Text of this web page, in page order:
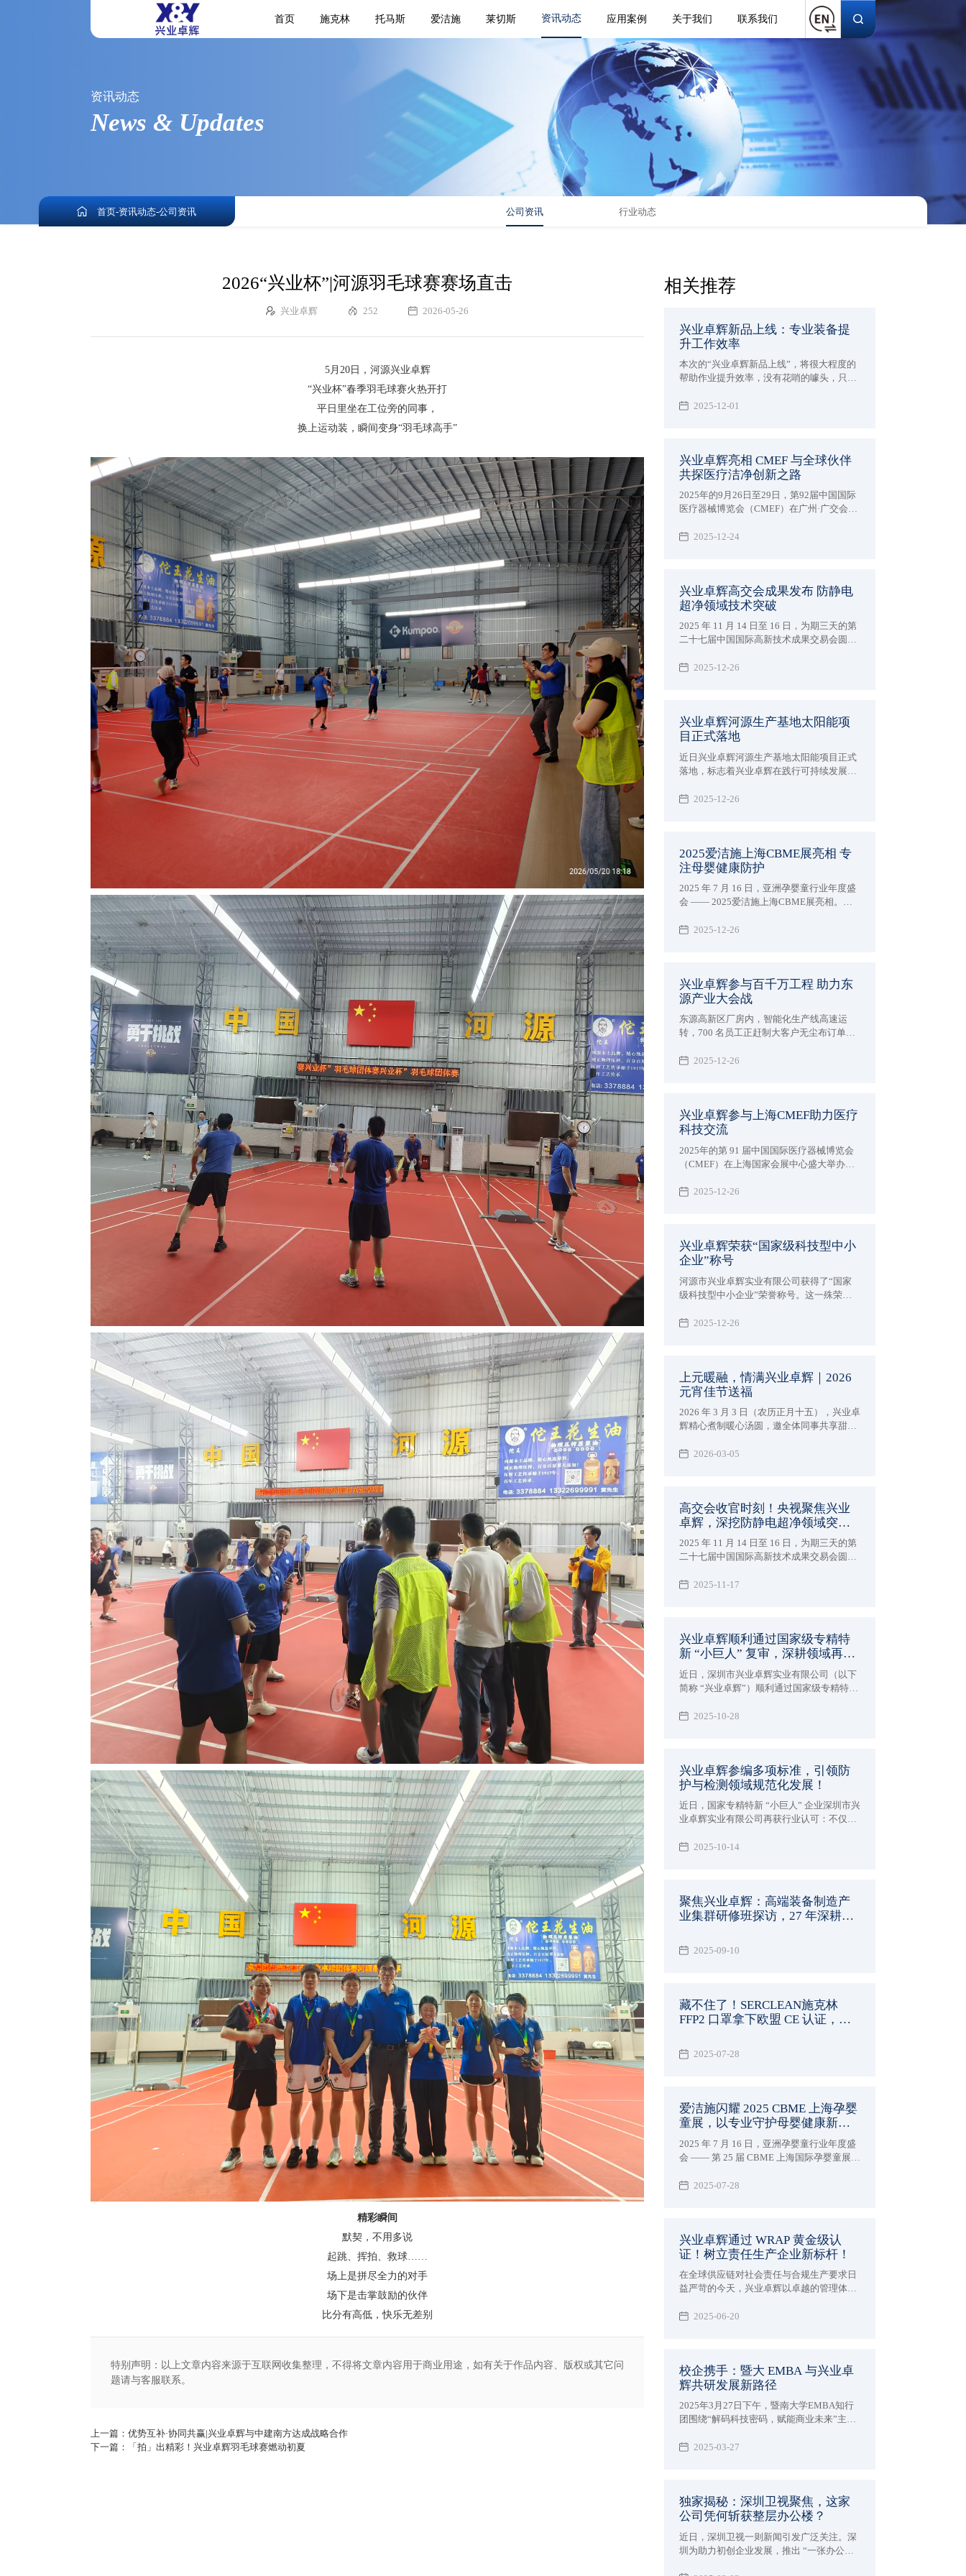
首页 施克林 托马斯 爱洁施 莱切斯 资讯动态 应用案例 关于我们 联系我们
资讯动态
News & Updates
首页-资讯动态-公司资讯 公司资讯 行业动态
2026“兴业杯”|河源羽毛球赛赛场直击
兴业卓辉 252 2026-05-26
5月20日，河源兴业卓辉
“兴业杯”春季羽毛球赛火热开打
平日里坐在工位旁的同事，
换上运动装，瞬间变身“羽毛球高手”
精彩瞬间
默契，不用多说
起跳、挥拍、救球……
场上是拼尽全力的对手
场下是击掌鼓励的伙伴
比分有高低，快乐无差别
特别声明：以上文章内容来源于互联网收集整理，不得将文章内容用于商业用途，如有关于作品内容、版权或其它问
题请与客服联系。
上一篇：优势互补·协同共赢|兴业卓辉与中建南方达成战略合作
下一篇：「拍」出精彩！兴业卓辉羽毛球赛燃动初夏
相关推荐
兴业卓辉新品上线：专业装备提
升工作效率
本次的“兴业卓辉新品上线”，将很大程度的
帮助作业提升效率，​没有花哨的噱头，只聚
为常却格外闹心” 的工作难题。空调作业
的专业技术，把 “省心” 变成了可感知的安全
与舒适。
2025-12-01
兴业卓辉亮相 CMEF 与全球伙伴
共探医疗洁净创新之路
2025年的9月26日至29日，第92届中国国际
医疗器械博览会（CMEF）在广州·广交会展
CMEF与全球伙伴共探医疗洁净创新之路。
2025-12-24
兴业卓辉高交会成果发布 防静电
超净领域技术突破
2025 年 11 月 14 日至 16 日，为期三天的第
二十七届中国国际高新技术成果交易会圆满
深圳市兴业卓辉实业有限公司携多款新品与
2025-12-26
兴业卓辉河源生产基地太阳能项
目正式落地
近日兴业卓辉河源生产基地太阳能项目正式
落地，标志着兴业卓辉在践行可持续发展理
伐，为制造业绿色转型注入强劲动力。
2025-12-26
2025爱洁施上海CBME展亮相 专
注母婴健康防护
2025 年 7 月 16 日，亚洲孕婴童行业年度盛
会 —— 2025爱洁施上海CBME展亮相。兴
1E38 展位，携全系列创新产品与行业前沿
2025-12-26
兴业卓辉参与百千万工程 助力东
源产业大会战
东源高新区厂房内，智能化生产线高速运
转，700 名员工正赶制大客户无尘布订单。
辉，2024 年以 3 亿产值收官，2025 年开年
2025-12-26
兴业卓辉参与上海CMEF助力医疗
科技交流
2025年的第 91 届中国国际医疗器械博览会
（CMEF）在上海国家会展中心盛大举办。
展出多款医用擦拭系列、手术耗材系列、医
2025-12-26
兴业卓辉荣获“国家级科技型中小
企业”称号
河源市兴业卓辉实业有限公司获得了“国家
级科技型中小企业”荣誉称号。这一殊荣不
力，更为企业在政策扶持、资金支持、技术
2025-12-26
上元暖融，情满兴业卓辉｜2026
元宵佳节送福
2026 年 3 月 3 日（农历正月十五），兴业卓
辉精心煮制暖心汤圆，邀全体同事共享甜
2026-03-05
高交会收官时刻！央视聚焦兴业
卓辉，深挖防静电超净领域突破
成果！
2025 年 11 月 14 日至 16 日，为期三天的第
二十七届中国国际高新技术成果交易会圆满
深圳市兴业卓辉实业有限公司携多款新品与
2025-11-17
兴业卓辉顺利通过国家级专精特
新 “小巨人” 复审，深耕领域再获
认可！
近日，深圳市兴业卓辉实业有限公司（以下
简称 “兴业卓辉”）顺利通过国家级专精特新
对兴业卓辉核心竞争力、创新能力及高质量
2025-10-28
兴业卓辉参编多项标准，引领防
护与检测领域规范化发展！
近日，国家专精特新 “小巨人” 企业深圳市兴
业卓辉实业有限公司再获行业认可：不仅参
图像识别 横截面法》和《超高分子量聚乙烯
家标准《头部防护 防静电工作帽》（GB
31421-2025）现已正式发布，实施后将会成
2025-10-14
聚焦兴业卓辉：高端装备制造产
业集群研修班探访，27 年深耕实
2025-09-10
藏不住了！SERCLEAN施克林
FFP2 口罩拿下欧盟 CE 认证，防
2025-07-28
爱洁施闪耀 2025 CBME 上海孕婴
童展，以专业守护母婴健康新未
来
2025 年 7 月 16 日，亚洲孕婴童行业年度盛
会 —— 第 25 届 CBME 上海国际孕婴童展在
旗下专注母婴护理品牌爱洁施亮相5-1E38 展
2025-07-28
兴业卓辉通过 WRAP 黄金级认
证！树立责任生产企业新标杆！
在全球供应链对社会责任与合规生产要求日
益严苛的今天，兴业卓辉以卓越的管理体系
WRAP（Worldwide Responsible Accredited
2025-06-20
校企携手：暨大 EMBA 与兴业卓
辉共研发展新路径
2025年3月27日下午，暨南大学EMBA知行
团围绕“解码科技密码，赋能商业未来”主题
行交流和学习。
2025-03-27
独家揭秘：深圳卫视聚焦，这家
公司凭何斩获整层办公楼？
近日，深圳卫视一则新闻引发广泛关注。深
圳为助力初创企业发展，推出 “一张办公